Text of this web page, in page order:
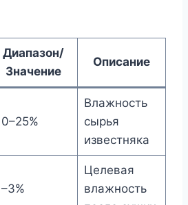
Диапазон/
Значение
Описание
Влажность
сырья
известняка
Целевая
влажность